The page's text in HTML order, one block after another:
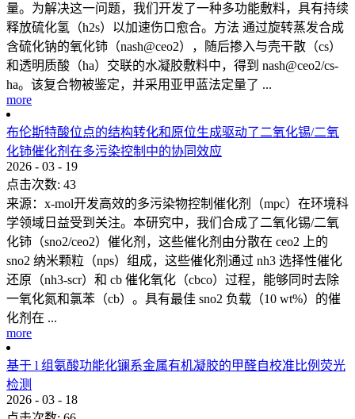
量。为解决这一问题，我们开发了一种多功能敷料，具有持续
释放硫化氢（h2s）以加速伤口愈合。方法 通过旋转蒸发合成
含硫化钠的氧化铈（nash@ceo2），随后掺入与壳干散（cs）
和透明质酸（ha）交联的水凝胶敷料中，得到 nash@ceo2/cs-
ha。该复合物被鉴定，并采用亚甲蓝法定量了 ...
more
布伦斯特酸位点的结构转化和原位生成驱动了二氧化锡/二氧
化铈催化剂在多污染控制中的协同效应
2026 - 03 - 19
点击次数: 43
来源：x-mol开发高效的多污染物控制催化剂（mpc）在环境科
学领域日益受到关注。本研究中，我们合成了二氧化锡/二氧
化铈（sno2/ceo2）催化剂，这些催化剂由分散在 ceo2 上的
sno2 纳米颗粒（nps）组成，这些催化剂通过 nh3 选择性催化
还原（nh3-scr）和 cb 催化氧化（cbco）过程，能够同时去除
一氧化氮和氯苯（cb）。具有最佳 sno2 负载（10 wt%）的催
化剂在 ...
more
基于 l 组氨酸功能化镧系金属有机凝胶的甲醛自校准比例荧光
检测
2026 - 03 - 18